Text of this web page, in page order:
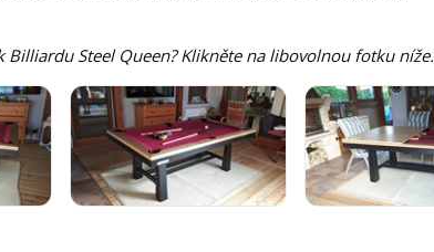
Billiardu Steel Queen? Klikněte na libovolnou fotku níže.